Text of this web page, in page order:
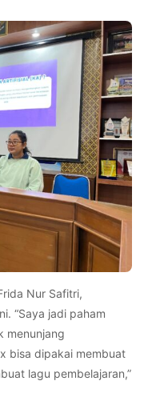
Nur Safitri,
“Saya jadi paham
menunjang
bisa dipakai membuat
lagu pembelajaran,”